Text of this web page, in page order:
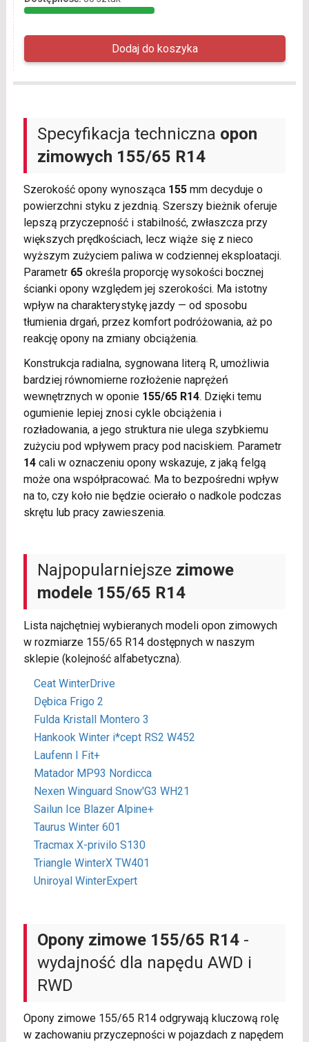
Specyfikacja techniczna opon
zimowych 155/65 R14
Szerokość opony wynosząca 155mm decyduje o
powierzchni styku z jezdnią. Szerszy bieżnik oferuje
lepszą przyczepność i stabilność, zwłaszcza przy
większych prędkościach, lecz wiąże się z nieco
wyższym zużyciem paliwa w codziennej eksploatacji.
Parametr 65określa proporcję wysokości bocznej
ścianki opony względem jej szerokości. Ma istotny
wpływ na charakterystykę jazdy — od sposobu
tłumienia drgań, przez komfort podróżowania, aż po
reakcję opony na zmiany obciążenia.
Konstrukcja radialna, sygnowana literą R, umożliwia
bardziej równomierne rozłożenie naprężeń
wewnętrznych w oponie 155/65 R14. Dzięki temu
ogumienie lepiej znosi cykle obciążenia i
rozładowania, a jego struktura nie ulega szybkiemu
zużyciu pod wpływem pracy pod naciskiem. Parametr
14cali w oznaczeniu opony wskazuje, z jaką felgą
może ona współpracować. Ma to bezpośredni wpływ
na to, czy koło nie będzie ocierało o nadkole podczas
skrętu lub pracy zawieszenia.
Najpopularniejsze zimowe
modele 155/65 R14
Lista najchętniej wybieranych modeli opon zimowych
w rozmiarze 155/65 R14 dostępnych w naszym
sklepie (kolejność alfabetyczna).
Ceat WinterDrive
Dębica Frigo 2
Fulda Kristall Montero 3
Hankook Winter i*cept RS2 W452
Laufenn I Fit+
Matador MP93 Nordicca
Nexen Winguard Snow'G3 WH21
Sailun Ice Blazer Alpine+
Taurus Winter 601
Tracmax X-privilo S130
Triangle WinterX TW401
Uniroyal WinterExpert
Opony zimowe 155/65 R14-
wydajność dla napędu AWD i
RWD
Opony zimowe 155/65 R14 odgrywają kluczową rolę
w zachowaniu przyczepności w pojazdach z napędem